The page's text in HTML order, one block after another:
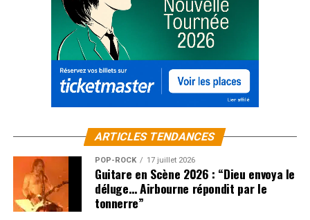
ARTICLES TENDANCES
POP-ROCK 17 juillet 2026
Guitare en Scène 2026 : “Dieu envoya le
déluge… Airbourne répondit par le
tonnerre”